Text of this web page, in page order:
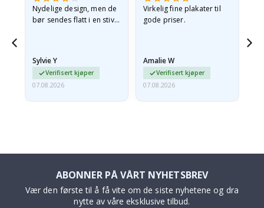
Nydelige design, men de
bør sendes flatt i en stiv
Sylvie Y
Verifisert kjøper
07.08.2026
Virkelig fine plakater til
gode priser.
Amalie W
Verifisert kjøper
07.08.2026
ABONNER PÅ VÅRT NYHETSBREV
Vær den første til å få vite om de siste nyhetene og dra
nytte av våre eksklusive tilbud.